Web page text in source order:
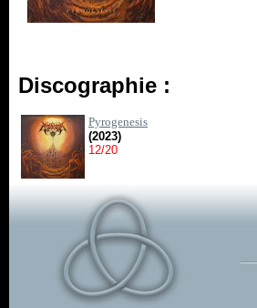
Discographie :
Pyrogenesis
(2023)
12/20